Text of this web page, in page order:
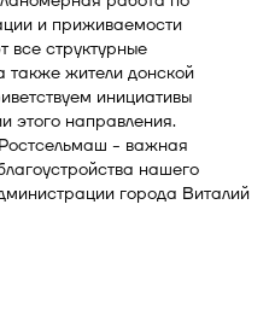
и приживаемости
все структурные
также жители донской
инициативы
этого направления.
- важная
нашего
города Виталий